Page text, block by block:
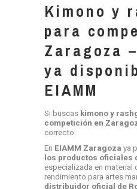
Kimono y
para
Zaragoza
ya
EIAMM
Si buscas kimono y
competición en
correcto.
En EIAMM Zaragoza ya
los productos oficiales
especializada en material
rendimiento para artes
distribuidor oficial de